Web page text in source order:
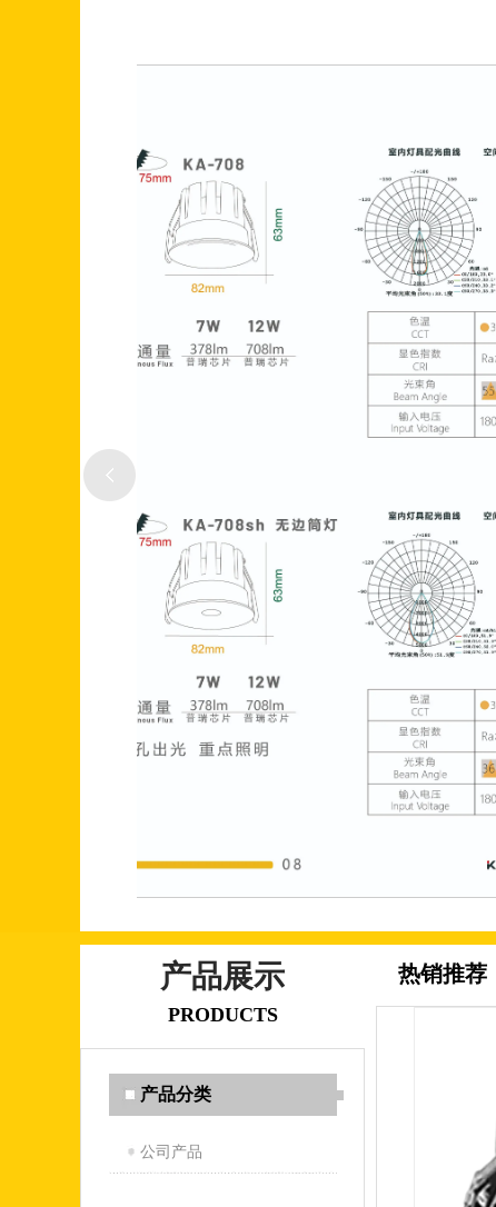
产品展示
PRODUCTS
产品分类
公司产品
热销推荐